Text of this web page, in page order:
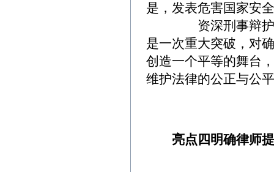
是，发表危害国家安
资深刑事辩护律师
是一次重大突破，对
创造一个平等的舞台
维护法律的公正与公
亮点四明确律师提